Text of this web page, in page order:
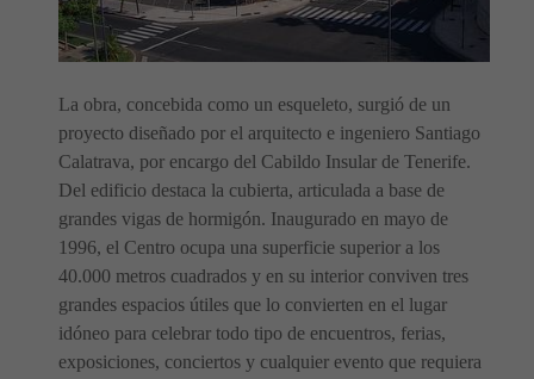
La obra, concebida como un esqueleto, surgió de un
proyecto diseñado por el arquitecto e ingeniero Santiago
Calatrava, por encargo del Cabildo Insular de Tenerife.
Del edificio destaca la cubierta, articulada a base de
grandes vigas de hormigón. Inaugurado en mayo de
1996, el Centro ocupa una superficie superior a los
40.000 metros cuadrados y en su interior conviven tres
grandes espacios útiles que lo convierten en el lugar
idóneo para celebrar todo tipo de encuentros, ferias,
exposiciones, conciertos y cualquier evento que requiera